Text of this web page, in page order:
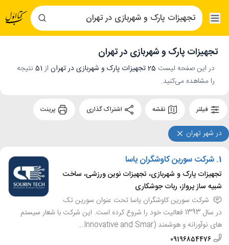
تجهیزات پارک و شهربازی در تهران
در این صفحه لیست 25 تجهیزات پارک و شهربازی در تهران از 51 نتیجه
را مشاهده می‌کنید.
فیلتر نقشه
در شهر تهران
1. شرکت سورین کاوشگران یاسا
تجهیزات پارک و شهربازی، تجهیزات نوین ورزشی، ساخت
شبیه ساز پرواز، ربات جوشکاری
شرکت سورین کاوشگران یاسا تحت عنوان سورین تک
در سال 1393 فعالیت خود را شروع کرده است. این شرکت با شعار سیستم
های نوآورانه و هوشمند (Innovative and Smar...
09196854476